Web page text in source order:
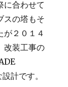
に合わせて
スの塔もそ
が２０１４
改装工事の
計です。